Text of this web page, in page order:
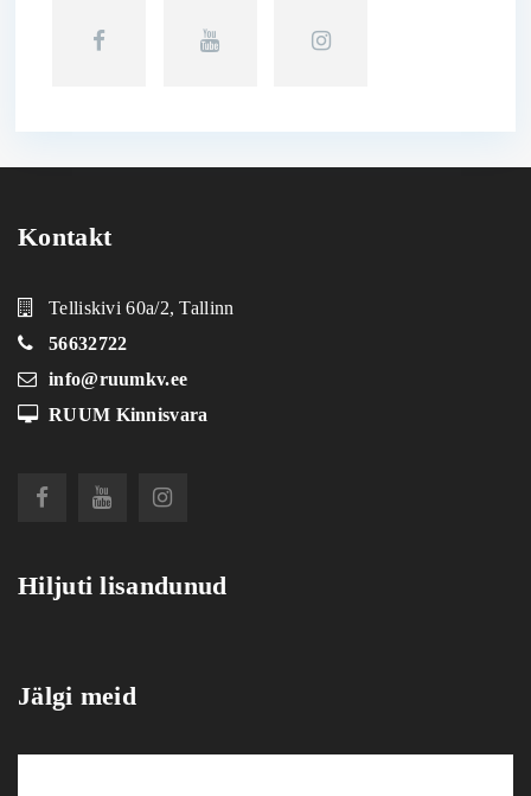
Kontakt
Telliskivi 60a/2, Tallinn
56632722
info@ruumkv.ee
RUUM Kinnisvara
Hiljuti lisandunud
Jälgi meid